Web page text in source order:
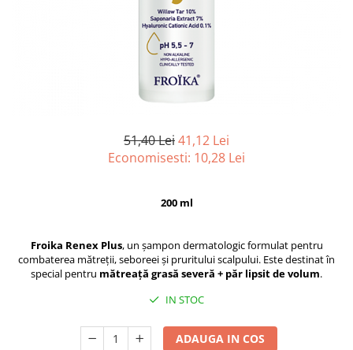
51,40 Lei41,12 Lei
Economisesti: 10,28 Lei
200 ml
Froika Renex Plus, un șampon dermatologic formulat pentru
combaterea mătreții, seboreei și pruritului scalpului. Este destinat în
special pentru mătreață grasă severă + păr lipsit de volum.
IN STOC
ADAUGA IN COS